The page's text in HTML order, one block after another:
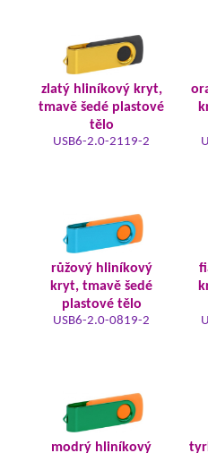
zlatý hliníkový kryt,
tmavě šedé plastové
tělo
USB6-2.0-2119-2
růžový hliníkový
kryt, tmavě šedé
plastové tělo
USB6-2.0-0819-2
modrý hliníkový